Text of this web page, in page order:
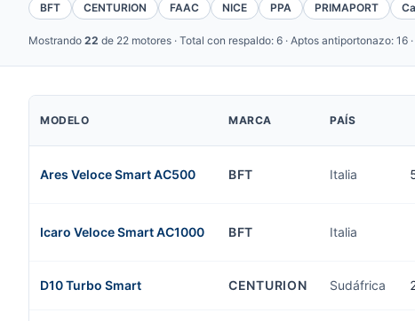
BFT
CENTURION FAAC NICE PPA PRIMAPORT
Mostrando 22 de 22 motores · Total con respaldo: 6 · Aptos antiportonazo: 16
MODELO MARCA PAÍS
Ares Veloce Smart AC500 BFT Italia
Icaro Veloce Smart AC1000 BFT Italia
D10 Turbo Smart CENTURION Sudáfrica